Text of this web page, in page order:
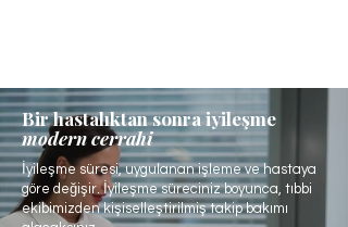
Bir hastalıktan sonra iyileşme
modern cerrahi
İyileşme süresi, uygulanan işleme ve hastaya
göre değişir. İyileşme süreciniz boyunca, tıbbi
ekibimizden kişiselleştirilmiş takip bakımı